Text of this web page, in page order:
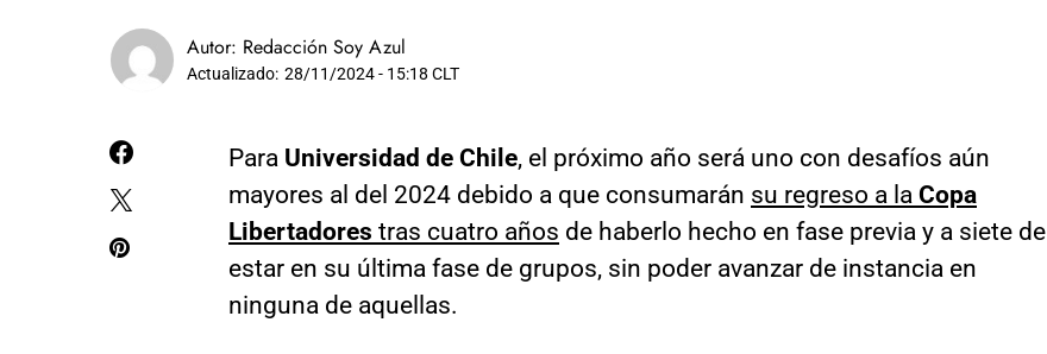
Autor: Redacción Soy Azul
Actualizado: 28/11/2024 - 15:18 CLT
Para Universidad de Chile, el próximo año será uno con desafíos aún
mayores al del 2024 debido a que consumarán su regreso a la Copa
Libertadores tras cuatro años de haberlo hecho en fase previa y a siete de
estar en su última fase de grupos, sin poder avanzar de instancia en
ninguna de aquellas.